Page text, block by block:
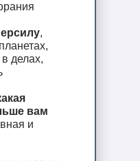
,
делах,
вам
и